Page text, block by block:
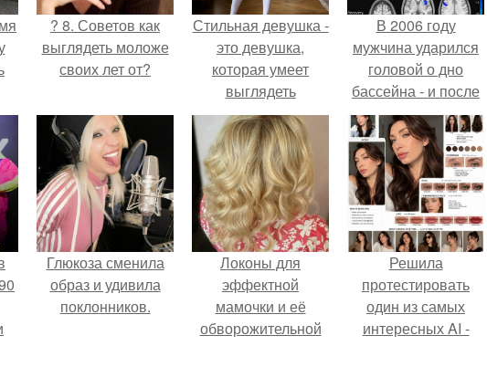
? 8. Советов как
выглядеть моложе
своих лет от?
Стильная девушка -
это девушка,
которая умеет
выглядеть
привлекательно и
элегантно в любои
ситуации.
В 2006 году
мужчина ударился
головой о дно
бассейна - и после
этого его жизнь
изменилась самым
странным образом.
Глюкоза сменила
образ и удивила
поклонников.
Локоны для
эффектной
мамочки и её
обворожительной
Решила
протестировать
один из самых
интересных AI -